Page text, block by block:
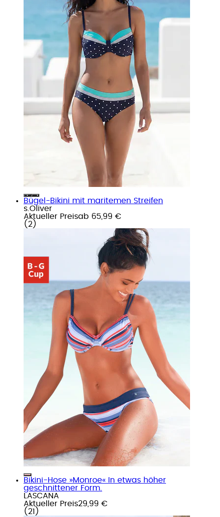
Bügel-Bikini mit maritemen Streifen
s.Oliver
Aktueller Preisab 65,99 €
( 2 )
Bikini-Hose »Monroe« In etwas höher
geschnittener Form.
LASCANA
Aktueller Preis29,99 €
( 21 )